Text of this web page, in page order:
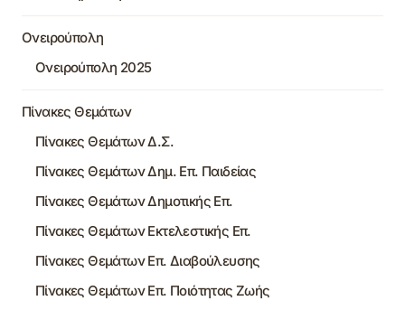
Ονειρούπολη
Ονειρούπολη 2025
Πίνακες Θεμάτων
Πίνακες Θεμάτων Δ.Σ.
Πίνακες Θεμάτων Δημ. Επ. Παιδείας
Πίνακες Θεμάτων Δημοτικής Επ.
Πίνακες Θεμάτων Εκτελεστικής Επ.
Πίνακες Θεμάτων Επ. Διαβούλευσης
Πίνακες Θεμάτων Επ. Ποιότητας Ζωής